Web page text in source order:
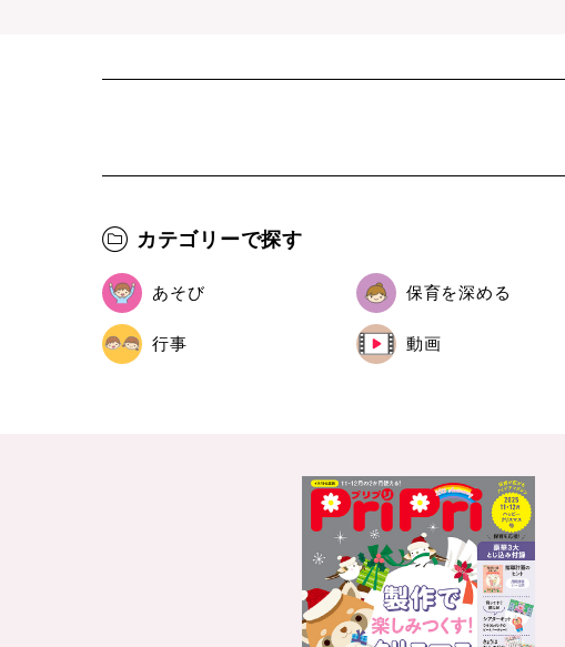
カテゴリーで探す
あそび 保育を深める
行事 動画